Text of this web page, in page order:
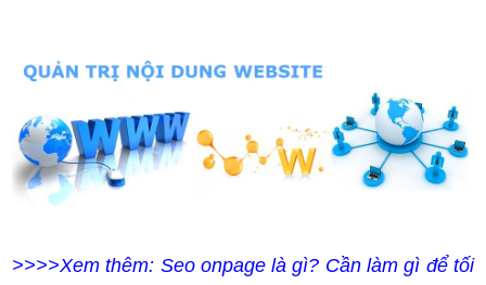
>>>>Xem thêm: Seo onpage là gì? Cần làm gì để tối